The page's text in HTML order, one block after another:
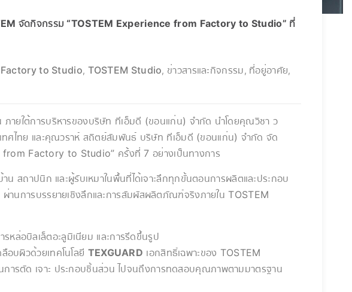
จัดกิจกรรม “TOSTEM Experience from Factory to Studio” ที่
to Studio, TOSTEM Studio, ข่าวสารและกิจกรรม, ที่อยู่อาศัย,
ายใต้การบริหารของบริษัท ทีเอ็มดี (ขอนแก่น) จำกัด นำโดยคุณวิชา ว
ทศไทย และคุณวราห์ สถิตย์สัมพันธ์ บริษัท ทีเอ็มดี (ขอนแก่น) จำกัด จัด
Factory to Studio” ครั้งที่ 7 อย่างเป็นทางการ
น สถาปนิก และผู้รับเหมาในพื้นที่ได้เจาะลึกทุกขั้นตอนการผลิตและประกอบ
านการบรรยายเชิงลึกและการสัมผัสผลิตภัณฑ์จริงภายใน TOSTEM
รหล่อบิลเล็ตอะลูมิเนียม และการรีดขึ้นรูป
ลือบผิวด้วยเทคโนโลยี TEXGUARD เอกสิทธิ์เฉพาะของ TOSTEM
การตัด เจาะ ประกอบชิ้นส่วน ไปจนถึงการทดสอบคุณภาพตามมาตรฐาน